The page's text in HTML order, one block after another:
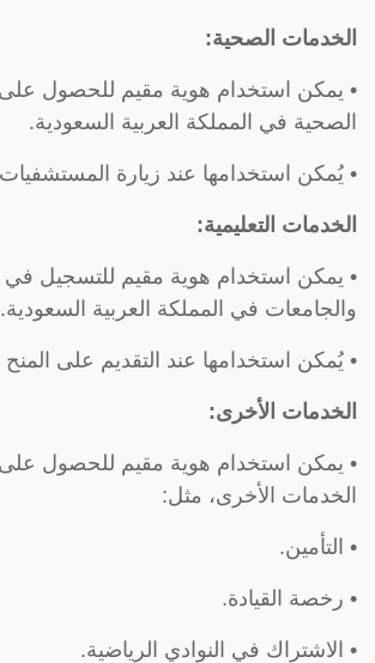
الخدمات الصحية:
• يمكن استخدام هوية مقيم للحصول
الصحية في المملكة العربية السعودية.
• يُمكن استخدامها عند زيارة المستشفيات
الخدمات التعليمية:
• يمكن استخدام هوية مقيم للتسجيل
والجامعات في المملكة العربية السعودية.
• يُمكن استخدامها عند التقديم على المنح
الخدمات الأخرى:
• يمكن استخدام هوية مقيم للحصول على
الخدمات الأخرى، مثل:
• التأمين.
• رخصة القيادة.
• الاشتراك في النوادي الرياضية.